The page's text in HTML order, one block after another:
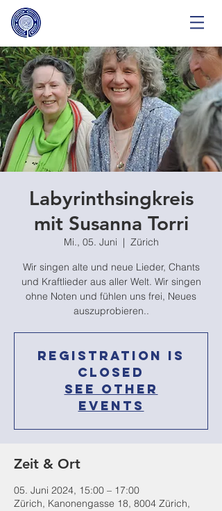
Labyrinthsingkreis
mit Susanna Torri
Mi., 05. Juni
  |
Zürich
Wir singen alte und neue Lieder, Chants
und Kraftlieder aus aller Welt. Wir singen
ohne Noten und fühlen uns frei, Neues
auszuprobieren..
Registration is
Closed
See other
events
Zeit & Ort
05. Juni 2024, 15:00 – 17:00
Zürich, Kanonengasse 18, 8004 Zürich,